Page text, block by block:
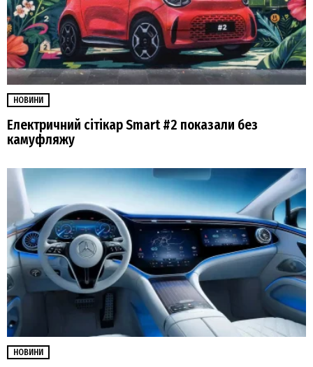
НОВИНИ
Електричний сітікар Smart #2 показали без
камуфляжу
НОВИНИ